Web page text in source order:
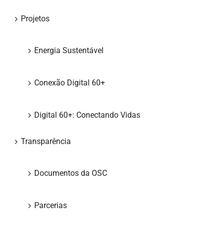
Projetos
Energia Sustentável
Conexão Digital 60+
Digital 60+: Conectando Vidas
Transparência
Documentos da OSC
Parcerias